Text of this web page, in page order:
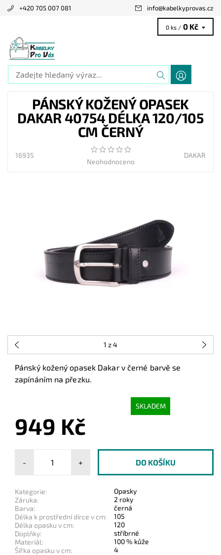
+420 705 007 081 info@kabelkyprovas.cz
0 ks / 0 Kč
PÁNSKÝ KOŽENÝ OPASEK
DAKAR 40754 DÉLKA 120/105
CM ČERNÝ
16935
Neohodnoceno
DAKAR
1 z 4
Pánský kožený opasek Dakar v černé barvě se
zapínáním na přezku.
SKLADEM
949 Kč
- +
Kategorie:
Opasky
Záruka:
2 roky
Barva:
černá
Délka k prostřední dírce v cm:
105
Délka opasku v cm:
120
Doplňky:
stříbrné
Materiál:
100 % kůže
Šířka opasku v cm:
4